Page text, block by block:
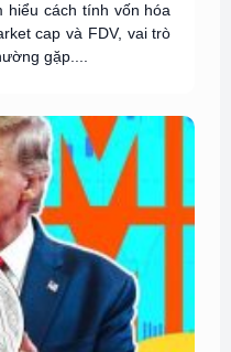
hiểu cách tính vốn hóa
cap và FDV, vai trò
gặp....